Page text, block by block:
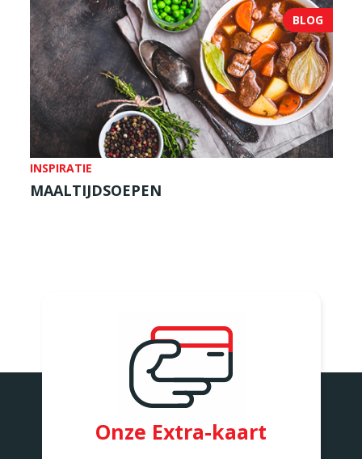
BLOG
INSPIRATIE
MAALTIJDSOEPEN
Onze Extra-kaart